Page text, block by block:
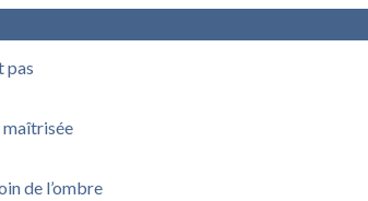
pas
maîtrisée
de l’ombre